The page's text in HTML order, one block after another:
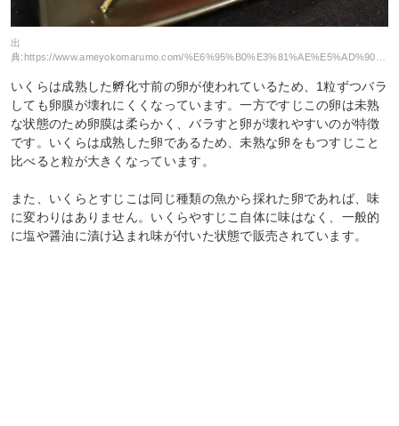
出
典:https://www.ameyokomarumo.com/%E6%95%B0%E3%81%AE%E5%AD%90%E7%AD%8B%E5%AD%90%E3%81%84%E3%81%8F%E3%82%89/%E7%B4%85%E9%AE%AD%E3%81%99%E3%81%98%E3%81%93%E7%89%B9%E4%B8%8A%E9%86%A4%E6%B2%B91%EF%BD%8B%EF%BD%87/
いくらは成熟した孵化寸前の卵が使われているため、1粒ずつバラ
しても卵膜が壊れにくくなっています。一方ですじこの卵は未熟
な状態のため卵膜は柔らかく、バラすと卵が壊れやすいのが特徴
です。いくらは成熟した卵であるため、未熟な卵をもつすじこと
比べると粒が大きくなっています。
また、いくらとすじこは同じ種類の魚から採れた卵であれば、味
に変わりはありません。いくらやすじこ自体に味はなく、一般的
に塩や醤油に漬け込まれ味が付いた状態で販売されています。